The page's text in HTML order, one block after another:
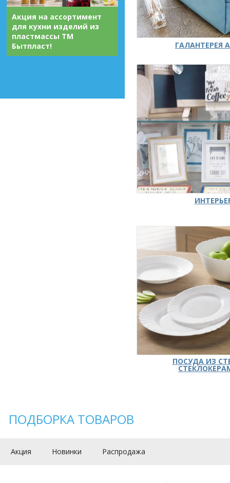
Акция на ассортимент
для кухни изделий из
пластмассы ТМ
Бытпласт!
ГАЛАНТЕРЕЯ
ПОСУДА ИЗ
ПОДБОРКА ТОВАРОВ
Акция Новинки Распродажа